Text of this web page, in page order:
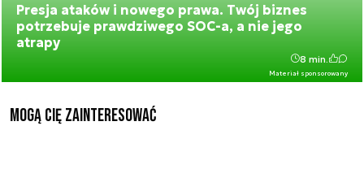
Presja ataków i nowego prawa. Twój biznes
potrzebuje prawdziwego SOC-a, a nie jego
atrapy
Materiał sponsorowany
8 min.
Mogą Cię zainteresować